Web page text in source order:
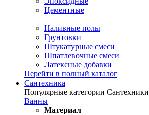
Цементные
Наливные полы
Грунтовки
Штукатурные смеси
Шпатлевочные смеси
Латексные добавки
Перейти в полный каталог
Сантехника
Популярные категории Сантехники
Ванны
Материал